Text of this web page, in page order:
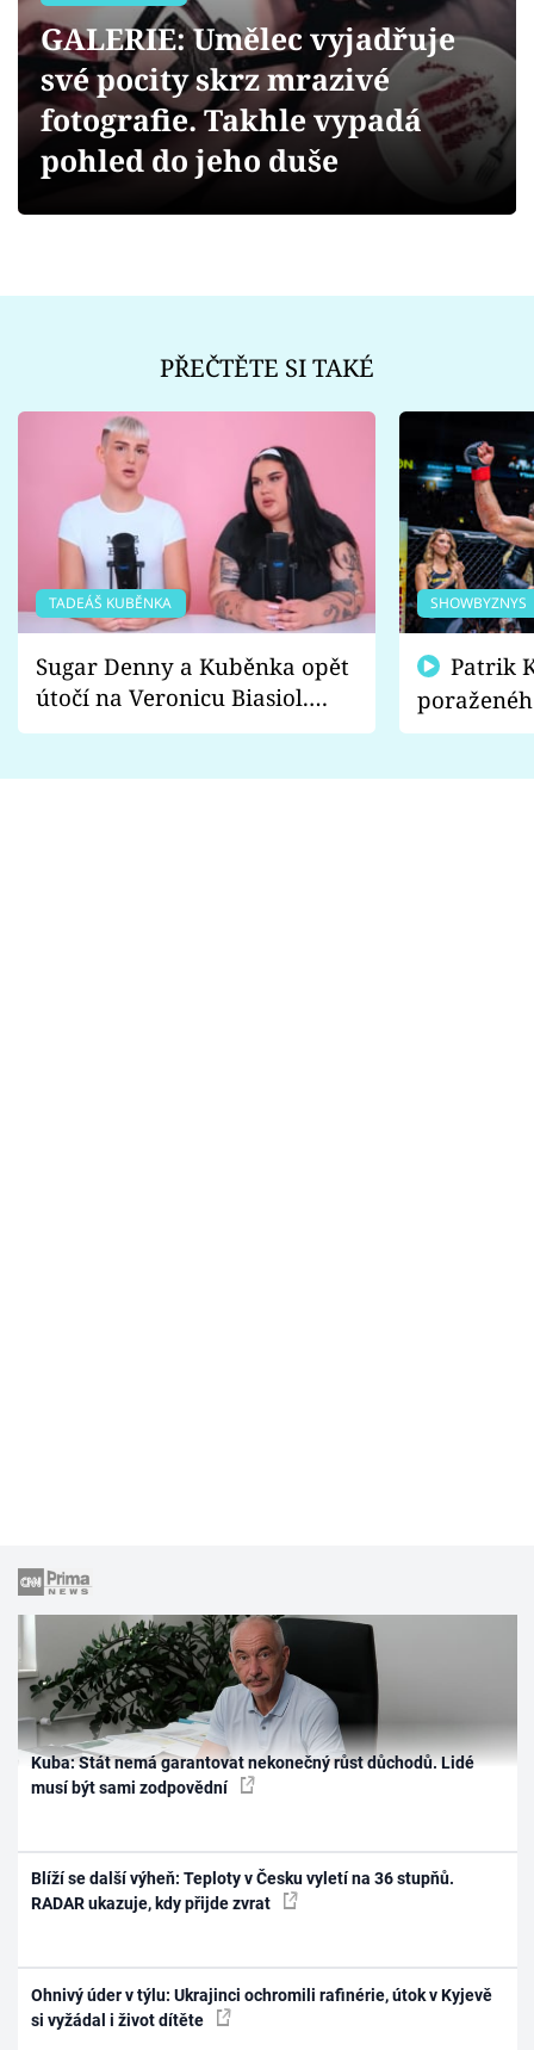
Videa
Sledujte prima+
GALERIE: Umělec vyjadřuje
své pocity skrz mrazivé
fotografie. Takhle vypadá
pohled do jeho duše
PŘEČTĚTE SI TAKÉ
TADEÁŠ KUBĚNKA
Sugar Denny a Kuběnka opět
útočí na Veronicu Biasiol.
Proč je podle nich falešná a
SHOWBYZNYS
fanoušci
Kuba: Stát nemá garantovat nekonečný růst důchodů. Lidé
musí být sami zodpovědní
Blíží se další výheň: Teploty v Česku vyletí na 36 stupňů.
RADAR ukazuje, kdy přijde zvrat
Ohnivý úder v týlu: Ukrajinci ochromili rafinérie, útok v Kyjevě
si vyžádal i život dítěte